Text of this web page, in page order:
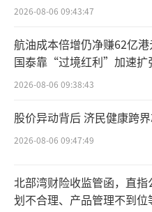
电影《黑客帝国
人类通过接口与计
并在人脑内呈现“世
AI时代的阿里巴
个统一的“接口”。
千问头上——闪购在
盘；1月15日，千
0，并全面接入到了
宝等阿里生态内的服
所曾出具“保留意见”
2026-08-06 09:43:47
航油成本倍增仍净赚62亿
国泰靠“过境红利”加速扩
2026-08-06 09:38:43
股价异动背后 济民健康跨
2026-08-06 09:47:49
北部湾财险收监管函，直指
划不合理、产品管理不到